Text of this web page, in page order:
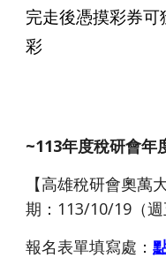
完走後憑摸彩券可
彩
~113年度稅研會年
【高雄稅研會奧萬
期：113/10/19（週
報名表單填寫處：